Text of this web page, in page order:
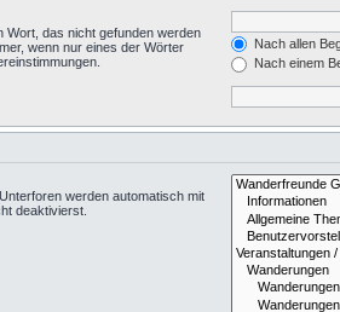
Wort, das nicht gefunden werden
wenn nur eines der Wörter
Nach allen
Nach einem
werden automatisch mit
deaktivierst.